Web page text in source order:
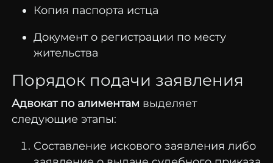
Копия паспорта истца
Документ о регистрации по месту
жительства
Порядок подачи заявления
Адвокат по алиментам выделяет
следующие этапы:
Составление искового заявления либо